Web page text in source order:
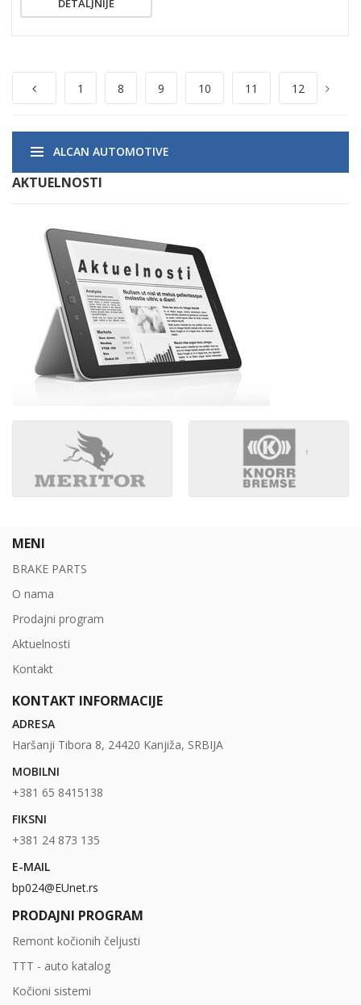
DETALJNIJE
1 8 9 10 11 12
ALCAN AUTOMOTIVE
AKTUELNOSTI
MENI
BRAKE PARTS
O nama
Prodajni program
Aktuelnosti
Kontakt
KONTAKT INFORMACIJE
ADRESA
Haršanji Tibora 8, 24420 Kanjiža, SRBIJA
MOBILNI
+381 65 8415138
FIKSNI
+381 24 873 135
E-MAIL
bp024@EUnet.rs
PRODAJNI PROGRAM
Remont kočionih čeljusti
TTT - auto katalog
Kočioni sistemi